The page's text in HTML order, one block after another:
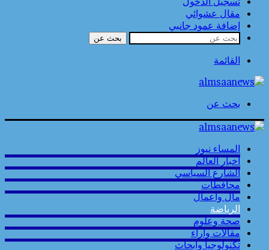
مقال عشوائي
إضافة عمود جانبي
بحث عن
القائمة
بحث عن
المساء نيوز
أخبار العالم
الشارع السياسي
محافطات
مال واعمال
الرياضة
صحة وعلوم
مقالات وارآء
تكنولوجيا وابحاث